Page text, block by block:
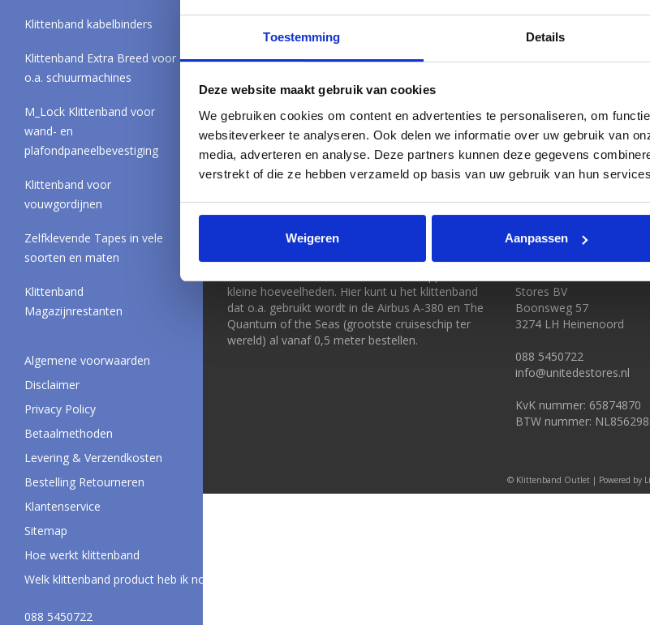
Toestemming Details
Deze website maakt gebruik van cookies
We gebruiken cookies om content en advertenties te personaliseren, om
websiteverkeer te analyseren. Ook delen we informatie over uw gebruik van
media, adverteren en analyse. Deze partners kunnen deze gegevens
verstrekt of die ze hebben verzameld op basis van uw gebruik van hun
Weigeren Aanpassen
Klittenband kabelbinders
Klittenband Extra Breed voor
o.a. schuurmachines
M_Lock Klittenband voor
wand- en
plafondpaneelbevestiging
Klittenband voor
vouwgordijnen
Zelfklevende Tapes in vele
soorten en maten
Klittenband
Magazijnrestanten
Algemene voorwaarden
Disclaimer
Privacy Policy
Betaalmethoden
Levering & Verzendkosten
Bestelling Retourneren
Klantenservice
Sitemap
Hoe werkt klittenband
Welk klittenband product heb ik nodig?
088 5450722
DynaLok Lusband Naaibaar
Zilvergrijs
Pagina 1 van 1
VOLG ONS VIA
kleine hoeveelheden. Hier kunt u het klittenband
dat o.a. gebruikt wordt in de Airbus A-380 en The
Quantum of the Seas (grootste cruiseschip ter
wereld) al vanaf 0,5 meter bestellen.
Stores BV
Boonsweg 57
3274 LH Heinenoord
088 5450722
info@unitedestores.nl
KvK nummer: 65874870
BTW nummer:
© Klittenband Outlet | Powered by